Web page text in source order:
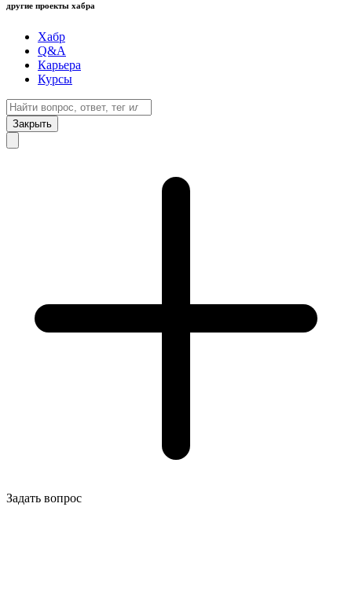
другие проекты хабра
Хабр
Q&A
Карьера
Курсы
Закрыть
Задать вопрос